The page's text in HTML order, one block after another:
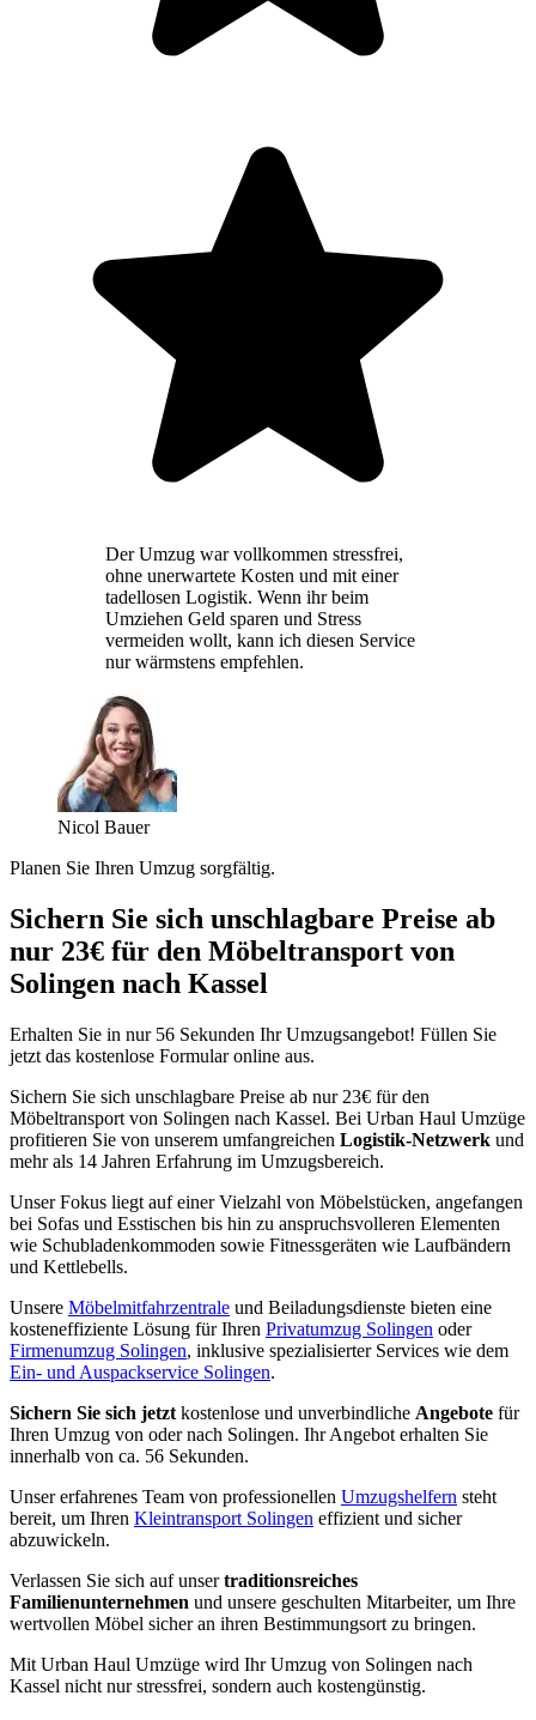
Der Umzug war vollkommen stressfrei,
ohne unerwartete Kosten und mit einer
tadellosen Logistik. Wenn ihr beim
Umziehen Geld sparen und Stress
vermeiden wollt, kann ich diesen Service
nur wärmstens empfehlen.
Nicol Bauer
Planen Sie Ihren Umzug sorgfältig.
Sichern Sie sich unschlagbare Preise ab
nur 23€ für den Möbeltransport von
Solingen nach Kassel
Erhalten Sie in nur 56 Sekunden Ihr Umzugsangebot! Füllen Sie
jetzt das kostenlose Formular online aus.
Sichern Sie sich unschlagbare Preise ab nur 23€ für den
Möbeltransport von Solingen nach Kassel. Bei Urban Haul Umzüge
profitieren Sie von unserem umfangreichen Logistik-Netzwerk und
mehr als 14 Jahren Erfahrung im Umzugsbereich.
Unser Fokus liegt auf einer Vielzahl von Möbelstücken, angefangen
bei Sofas und Esstischen bis hin zu anspruchsvolleren Elementen
wie Schubladenkommoden sowie Fitnessgeräten wie Laufbändern
und Kettlebells.
Unsere Möbelmitfahrzentrale und Beiladungsdienste bieten eine
kosteneffiziente Lösung für Ihren Privatumzug Solingen oder
Firmenumzug Solingen, inklusive spezialisierter Services wie dem
Ein- und Auspackservice Solingen.
Sichern Sie sich jetzt kostenlose und unverbindliche Angebote für
Ihren Umzug von oder nach Solingen. Ihr Angebot erhalten Sie
innerhalb von ca. 56 Sekunden.
Unser erfahrenes Team von professionellen Umzugshelfern steht
bereit, um Ihren Kleintransport Solingen effizient und sicher
abzuwickeln.
Verlassen Sie sich auf unsertraditionsreiches
Familienunternehmen und unsere geschulten Mitarbeiter, um Ihre
wertvollen Möbel sicher an ihren Bestimmungsort zu bringen.
Mit Urban Haul Umzüge wird Ihr Umzug von Solingen nach
Kassel nicht nur stressfrei, sondern auch kostengünstig.